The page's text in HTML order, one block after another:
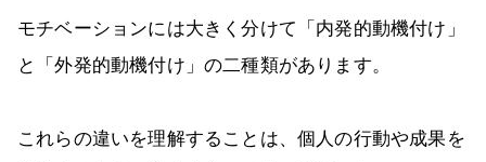
モチベーションには大きく分けて「内発的動機付け」
と「外発的動機付け」の二種類があります。
これらの違いを理解することは、個人の行動や成果を